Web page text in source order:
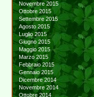
Novembre 2015
Ottobre 2015
Settembre 2015
Agosto 2015
Luglio 2015
Giugno 2015
Maggio 2015
Marzo 2015
Febbraio 2015
Gennaio 2015
Dicembre 2014
Novembre 2014
Ottobre 2014